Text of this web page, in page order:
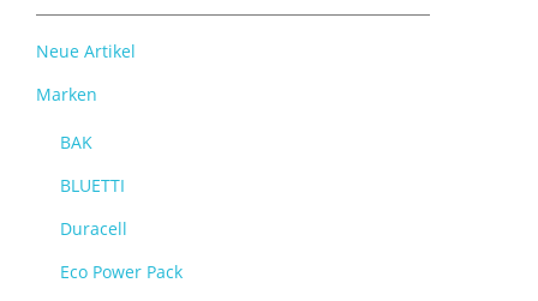
Neue Artikel
Marken
BAK
BLUETTI
Duracell
Eco Power Pack